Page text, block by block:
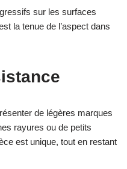
sur les surfaces
la tenue de l’aspect dans
de légères marques
rayures ou de petits
est unique, tout en restant